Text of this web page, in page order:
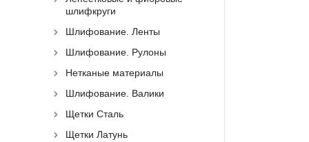
шлифкруги
Шлифование. Ленты
Шлифование. Рулоны
Нетканые материалы
Шлифование. Валики
Щетки Сталь
Щетки Латунь